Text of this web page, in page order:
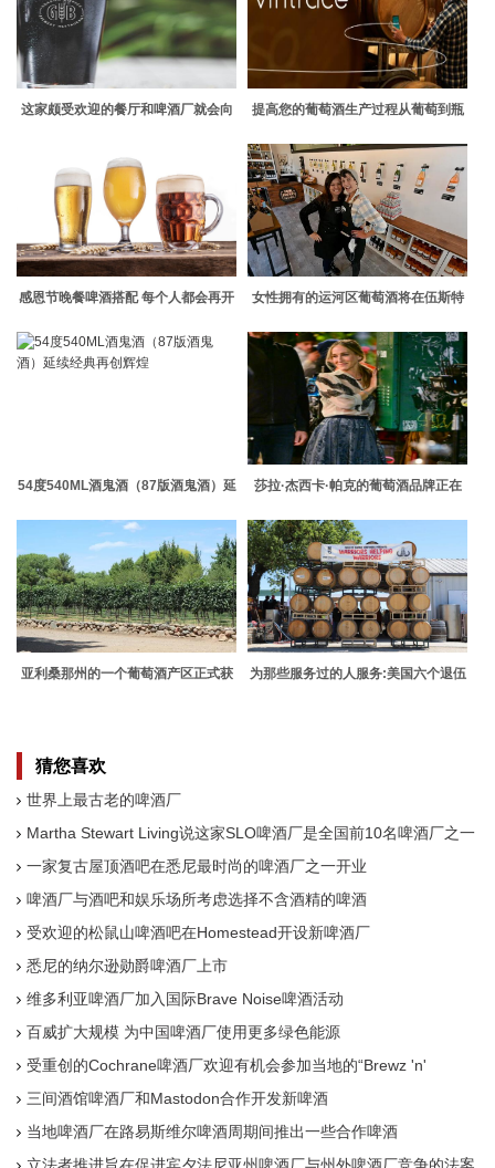
这家颇受欢迎的餐厅和啤酒厂就会向
提高您的葡萄酒生产过程从葡萄到瓶
感恩节晚餐啤酒搭配 每个人都会再开
女性拥有的运河区葡萄酒将在伍斯特
54度540ML酒鬼酒（87版酒鬼酒）延
莎拉·杰西卡·帕克的葡萄酒品牌正在
亚利桑那州的一个葡萄酒产区正式获
为那些服务过的人服务:美国六个退伍
猜您喜欢
世界上最古老的啤酒厂
Martha Stewart Living说这家SLO啤酒厂是全国前10名啤酒厂之一
一家复古屋顶酒吧在悉尼最时尚的啤酒厂之一开业
啤酒厂与酒吧和娱乐场所考虑选择不含酒精的啤酒
受欢迎的松鼠山啤酒吧在Homestead开设新啤酒厂
悉尼的纳尔逊勋爵啤酒厂上市
维多利亚啤酒厂加入国际Brave Noise啤酒活动
百威扩大规模 为中国啤酒厂使用更多绿色能源
受重创的Cochrane啤酒厂欢迎有机会参加当地的“Brewz 'n'
三间酒馆啤酒厂和Mastodon合作开发新啤酒
当地啤酒厂在路易斯维尔啤酒周期间推出一些合作啤酒
立法者推进旨在促进宾夕法尼亚州啤酒厂与州外啤酒厂竞争的法案